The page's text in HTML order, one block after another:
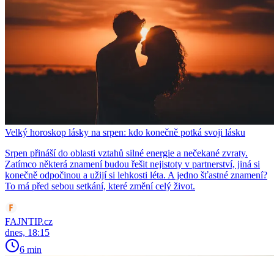
Velký horoskop lásky na srpen: kdo konečně potká svoji lásku
Srpen přináší do oblasti vztahů silné energie a nečekané zvraty.
Zatímco některá znamení budou řešit nejistoty v partnerství, jiná si
konečně odpočinou a užijí si lehkosti léta. A jedno šťastné znamení?
To má před sebou setkání, které změní celý život.
FAJNTIP.cz
dnes, 18:15
6 min